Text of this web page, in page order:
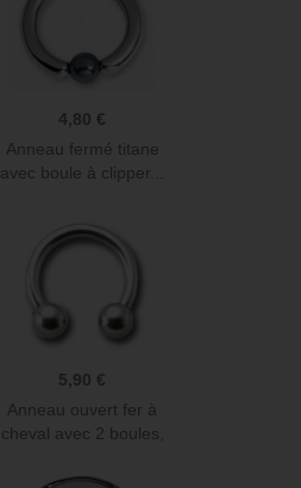
4,80 €
Anneau fermé titane
avec boule à clipper...
5,90 €
Anneau ouvert fer à
cheval avec 2 boules,